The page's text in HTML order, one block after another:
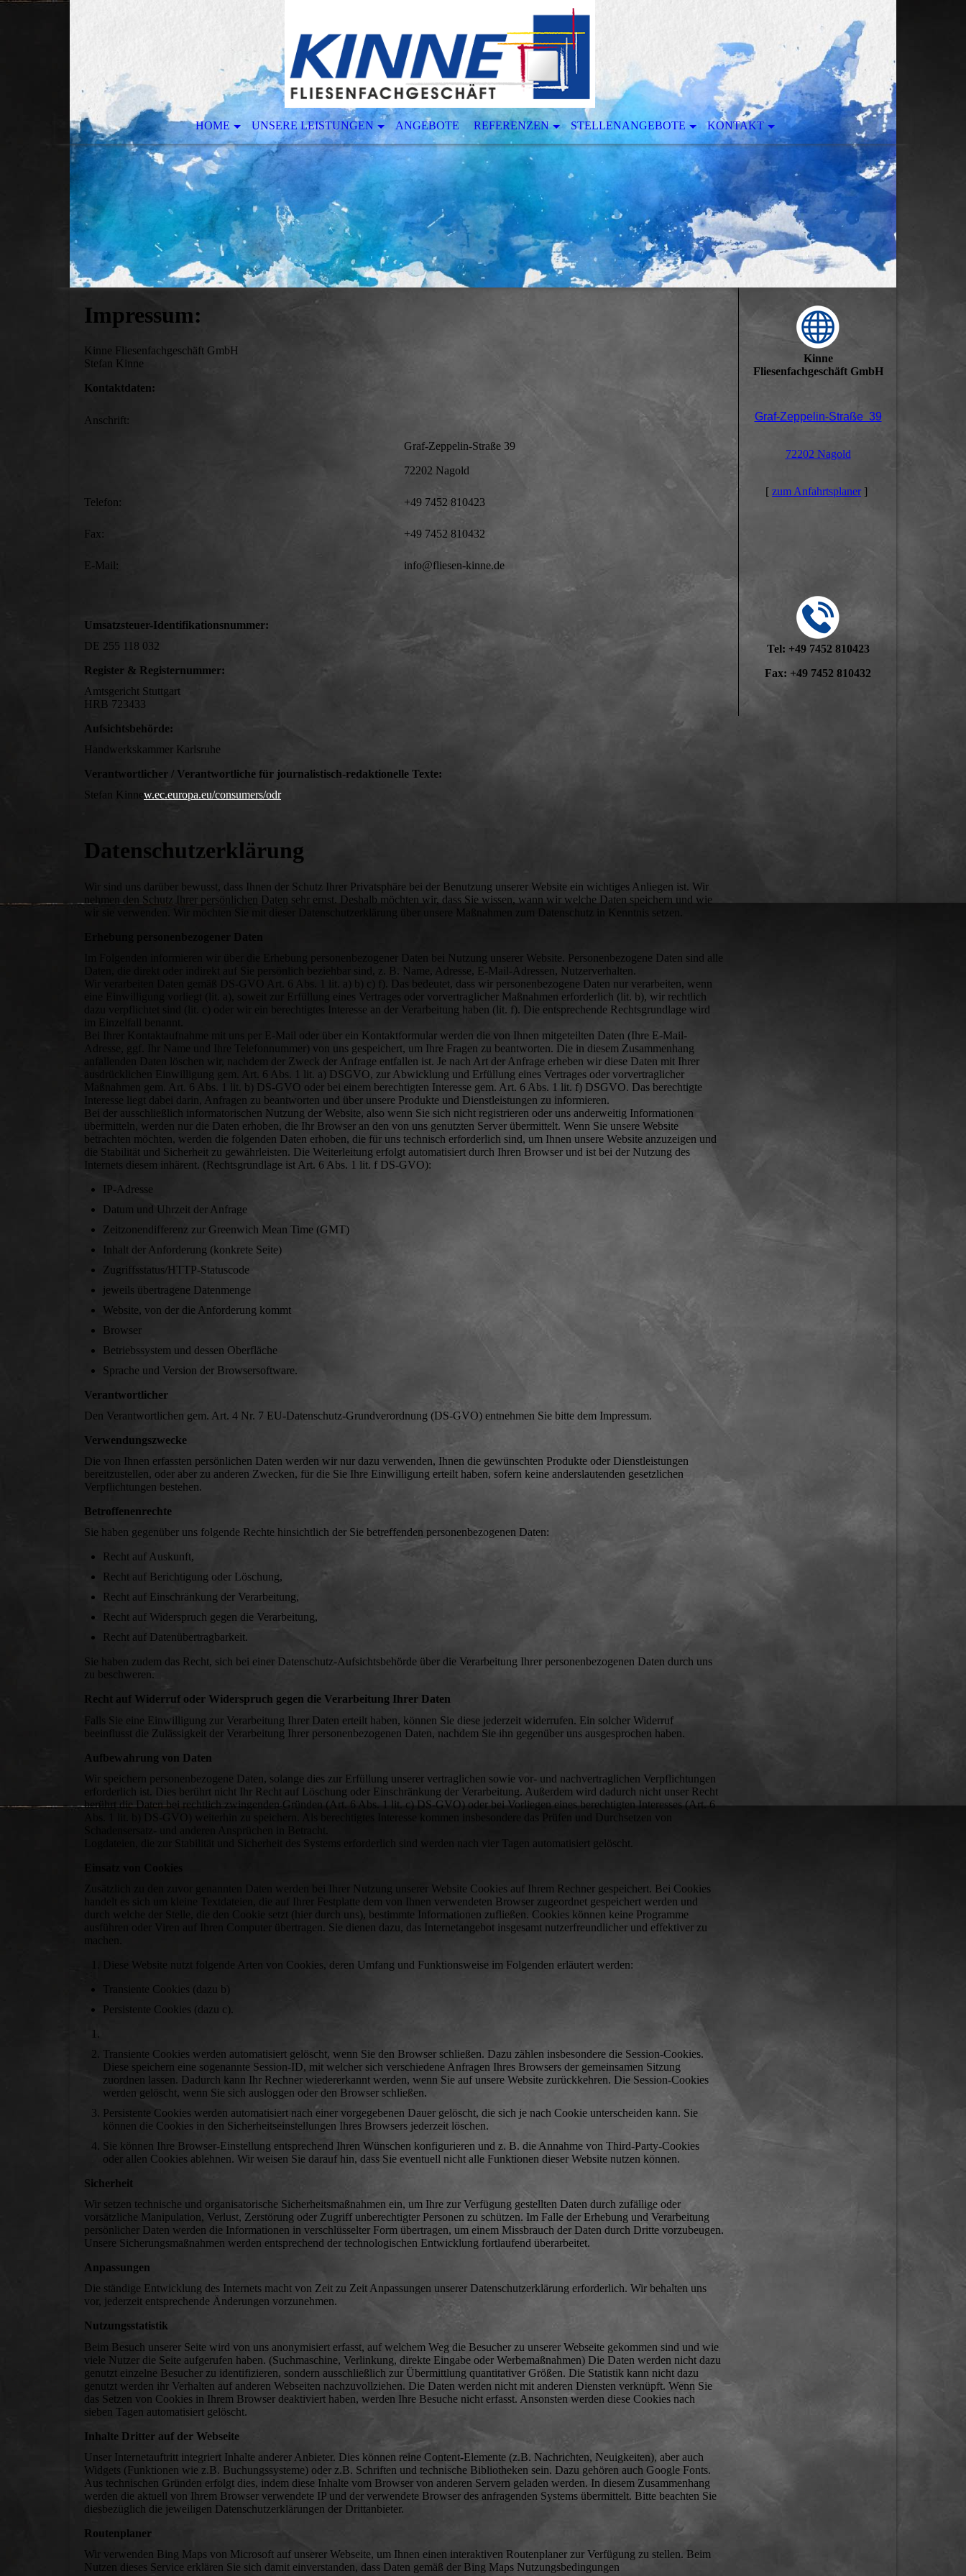
HOME UNSERE LEISTUNGEN ANGEBOTE REFERENZEN STELLENANGEBOTE KONTAKT
Impressum:
Kinne Fliesenfachgeschäft GmbH
Stefan Kinne
Kontaktdaten:
Anschrift:
Graf-Zeppelin-Straße 39
72202 Nagold
Telefon: +49 7452 810423
Fax: +49 7452 810432
E-Mail: info@fliesen-kinne.de
Umsatzsteuer-Identifikationsnummer:
DE 255 118 032
Register & Registernummer:
Amtsgericht Stuttgart
HRB 723433
Aufsichtsbehörde:
Handwerkskammer Karlsruhe
Verantwortlicher / Verantwortliche für journalistisch-redaktionelle Texte:
Stefan Kinnew.ec.europa.eu/consumers/odr
Datenschutz­erklärung
Wir sind uns darüber bewusst, dass Ihnen der Schutz Ihrer Privatsphäre bei der Benutzung unserer Website ein wichtiges Anliegen ist. Wir
nehmen den Schutz Ihrer persönlichen Daten sehr ernst. Deshalb möchten wir, dass Sie wissen, wann wir welche Daten speichern und wie
wir sie verwenden. Wir möchten Sie mit dieser Datenschutzerklärung über unsere Maßnahmen zum Datenschutz in Kenntnis setzen.
Erhebung personenbezogener Daten
Im Folgenden informieren wir über die Erhebung personenbezogener Daten bei Nutzung unserer Website. Personenbezogene Daten sind alle
Daten, die direkt oder indirekt auf Sie persönlich beziehbar sind, z. B. Name, Adresse, E-Mail-Adressen, Nutzerverhalten.
Wir verarbeiten Daten gemäß DS-GVO Art. 6 Abs. 1 lit. a) b) c) f). Das bedeutet, dass wir personenbezogene Daten nur verarbeiten, wenn
eine Einwilligung vorliegt (lit. a), soweit zur Erfüllung eines Vertrages oder vorvertraglicher Maßnahmen erforderlich (lit. b), wir rechtlich
dazu verpflichtet sind (lit. c) oder wir ein berechtigtes Interesse an der Verarbeitung haben (lit. f). Die entsprechende Rechtsgrundlage wird
im Einzelfall benannt.
Bei Ihrer Kontaktaufnahme mit uns per E-Mail oder über ein Kontaktformular werden die von Ihnen mitgeteilten Daten (Ihre E-Mail-
Adresse, ggf. Ihr Name und Ihre Telefonnummer) von uns gespeichert, um Ihre Fragen zu beantworten. Die in diesem Zusammenhang
anfallenden Daten löschen wir, nachdem der Zweck der Anfrage entfallen ist. Je nach Art der Anfrage erheben wir diese Daten mit Ihrer
ausdrücklichen Einwilligung gem. Art. 6 Abs. 1 lit. a) DSGVO, zur Abwicklung und Erfüllung eines Vertrages oder vorvertraglicher
Maßnahmen gem. Art. 6 Abs. 1 lit. b) DS-GVO oder bei einem berechtigten Interesse gem. Art. 6 Abs. 1 lit. f) DSGVO. Das berechtigte
Interesse liegt dabei darin, Anfragen zu beantworten und über unsere Produkte und Dienstleistungen zu informieren.
Bei der ausschließlich informatorischen Nutzung der Website, also wenn Sie sich nicht registrieren oder uns anderweitig Informationen
übermitteln, werden nur die Daten erhoben, die Ihr Browser an den von uns genutzten Server übermittelt. Wenn Sie unsere Website
betrachten möchten, werden die folgenden Daten erhoben, die für uns technisch erforderlich sind, um Ihnen unsere Website anzuzeigen und
die Stabilität und Sicherheit zu gewährleisten. Die Weiterleitung erfolgt automatisiert durch Ihren Browser und ist bei der Nutzung des
Internets diesem inhärent. (Rechtsgrundlage ist Art. 6 Abs. 1 lit. f DS-GVO):
IP-Adresse
Datum und Uhrzeit der Anfrage
Zeitzonendifferenz zur Greenwich Mean Time (GMT)
Inhalt der Anforderung (konkrete Seite)
Zugriffsstatus/HTTP-Statuscode
jeweils übertragene Datenmenge
Website, von der die Anforderung kommt
Browser
Betriebssystem und dessen Oberfläche
Sprache und Version der Browsersoftware.
Verantwortlicher
Den Verantwortlichen gem. Art. 4 Nr. 7 EU-Datenschutz-Grundverordnung (DS-GVO) entnehmen Sie bitte dem Impressum.
Verwendungszwecke
Die von Ihnen erfassten persönlichen Daten werden wir nur dazu verwenden, Ihnen die gewünschten Produkte oder Dienstleistungen
bereitzustellen, oder aber zu anderen Zwecken, für die Sie Ihre Einwilligung erteilt haben, sofern keine anderslautenden gesetzlichen
Verpflichtungen bestehen.
Betroffenenrechte
Sie haben gegenüber uns folgende Rechte hinsichtlich der Sie betreffenden personenbezogenen Daten:
Recht auf Auskunft,
Recht auf Berichtigung oder Löschung,
Recht auf Einschränkung der Verarbeitung,
Recht auf Widerspruch gegen die Verarbeitung,
Recht auf Datenübertragbarkeit.
Sie haben zudem das Recht, sich bei einer Datenschutz-Aufsichtsbehörde über die Verarbeitung Ihrer personenbezogenen Daten durch uns
zu beschweren.
Recht auf Widerruf oder Widerspruch gegen die Verarbeitung Ihrer Daten
Falls Sie eine Einwilligung zur Verarbeitung Ihrer Daten erteilt haben, können Sie diese jederzeit widerrufen. Ein solcher Widerruf
beeinflusst die Zulässigkeit der Verarbeitung Ihrer personenbezogenen Daten, nachdem Sie ihn gegenüber uns ausgesprochen haben.
Aufbewahrung von Daten
Wir speichern personenbezogene Daten, solange dies zur Erfüllung unserer vertraglichen sowie vor- und nachvertraglichen Verpflichtungen
erforderlich ist. Dies berührt nicht Ihr Recht auf Löschung oder Einschränkung der Verarbeitung. Außerdem wird dadurch nicht unser Recht
berührt die Daten bei rechtlich zwingenden Gründen (Art. 6 Abs. 1 lit. c) DS-GVO) oder bei Vorliegen eines berechtigten Interesses (Art. 6
Abs. 1 lit. b) DS-GVO) weiterhin zu speichern. Als berechtigtes Interesse kommen insbesondere das Prüfen und Durchsetzen von
Schadensersatz- und anderen Ansprüchen in Betracht.
Logdateien, die zur Stabilität und Sicherheit des Systems erforderlich sind werden nach vier Tagen automatisiert gelöscht.
Zusätzlich zu den zuvor genannten Daten werden bei Ihrer Nutzung unserer Website Cookies auf Ihrem Rechner gespeichert. Bei Cookies
handelt es sich um kleine Textdateien, die auf Ihrer Festplatte dem von Ihnen verwendeten Browser zugeordnet gespeichert werden und
durch welche der Stelle, die den Cookie setzt (hier durch uns), bestimmte Informationen zufließen. Cookies können keine Programme
ausführen oder Viren auf Ihren Computer übertragen. Sie dienen dazu, das Internetangebot insgesamt nutzerfreundlicher und effektiver zu
machen.
Diese Website nutzt folgende Arten von Cookies, deren Umfang und Funktionsweise im Folgenden erläutert werden:
Transiente Cookies (dazu b)
Persistente Cookies (dazu c).
Transiente Cookies werden automatisiert gelöscht, wenn Sie den Browser schließen. Dazu zählen insbesondere die Session-Cookies.
Diese speichern eine sogenannte Session-ID, mit welcher sich verschiedene Anfragen Ihres Browsers der gemeinsamen Sitzung
zuordnen lassen. Dadurch kann Ihr Rechner wiedererkannt werden, wenn Sie auf unsere Website zurückkehren. Die Session-Cookies
werden gelöscht, wenn Sie sich ausloggen oder den Browser schließen.
Persistente Cookies werden automatisiert nach einer vorgegebenen Dauer gelöscht, die sich je nach Cookie unterscheiden kann. Sie
können die Cookies in den Sicherheitseinstellungen Ihres Browsers jederzeit löschen.
Sie können Ihre Browser-Einstellung entsprechend Ihren Wünschen konfigurieren und z. B. die Annahme von Third-Party-Cookies
oder allen Cookies ablehnen. Wir weisen Sie darauf hin, dass Sie eventuell nicht alle Funktionen dieser Website nutzen können.
Sicherheit
Wir setzen technische und organisatorische Sicherheitsmaßnahmen ein, um Ihre zur Verfügung gestellten Daten durch zufällige oder
vorsätzliche Manipulation, Verlust, Zerstörung oder Zugriff unberechtigter Personen zu schützen. Im Falle der Erhebung und Verarbeitung
persönlicher Daten werden die Informationen in verschlüsselter Form übertragen, um einem Missbrauch der Daten durch Dritte vorzubeugen.
Unsere Sicherungsmaßnahmen werden entsprechend der technologischen Entwicklung fortlaufend überarbeitet.
Anpassungen
Die ständige Entwicklung des Internets macht von Zeit zu Zeit Anpassungen unserer Datenschutzerklärung erforderlich. Wir behalten uns
vor, jederzeit entsprechende Änderungen vorzunehmen.
Nutzungsstatistik
Beim Besuch unserer Seite wird von uns anonymisiert erfasst, auf welchem Weg die Besucher zu unserer Webseite gekommen sind und wie
viele Nutzer die Seite aufgerufen haben. (Suchmaschine, Verlinkung, direkte Eingabe oder Werbemaßnahmen) Die Daten werden nicht dazu
genutzt einzelne Besucher zu identifizieren, sondern ausschließlich zur Übermittlung quantitativer Größen. Die Statistik kann nicht dazu
genutzt werden ihr Verhalten auf anderen Webseiten nachzuvollziehen. Die Daten werden nicht mit anderen Diensten verknüpft. Wenn Sie
das Setzen von Cookies in Ihrem Browser deaktiviert haben, werden Ihre Besuche nicht erfasst. Ansonsten werden diese Cookies nach
sieben Tagen automatisiert gelöscht.
Inhalte Dritter auf der Webseite
Unser Internetauftritt integriert Inhalte anderer Anbieter. Dies können reine Content-Elemente (z.B. Nachrichten, Neuigkeiten), aber auch
Widgets (Funktionen wie z.B. Buchungssysteme) oder z.B. Schriften und technische Bibliotheken sein. Dazu gehören auch Google Fonts.
Aus technischen Gründen erfolgt dies, indem diese Inhalte vom Browser von anderen Servern geladen werden. In diesem Zusammenhang
werden die aktuell von Ihrem Browser verwendete IP und der verwendete Browser des anfragenden Systems übermittelt. Bitte beachten Sie
diesbezüglich die jeweiligen Datenschutzerklärungen der Drittanbieter.
Routenplaner
Wir verwenden Bing Maps von Microsoft auf unserer Webseite, um Ihnen einen interaktiven Routenplaner zur Verfügung zu stellen. Beim
Nutzen dieses Service erklären Sie sich damit einverstanden, dass Daten gemäß der Bing Maps Nutzungsbedingungen
Kinne
Fliesenfachgeschäft GmbH
Graf-Zeppelin-Straße 39
72202 Nagold
[ zum Anfahrtsplaner]
Tel: +49 7452 810423
Fax: +49 7452 810432